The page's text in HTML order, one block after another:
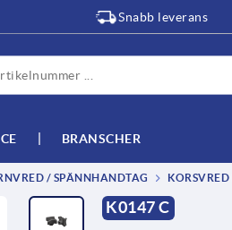
Snabb leverans
BRANSCHER
/ SPÄNNHANDTAG
K0147 C